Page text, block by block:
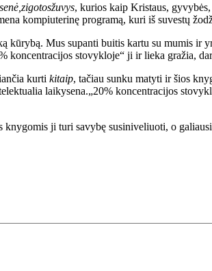
senė, zigotosžuvys, kurios kaip Kristaus,
kompiuterinę programą, kuri iš suvestų
Mus supanti buitis kartu su mumis ir
koncentracijos stovykloje“ ji ir lieka gražia,
kurti kitaip, tačiau sunku matyti ir šios
laikysena.„20% koncentracijos
ji turi savybę susiniveliuoti, o